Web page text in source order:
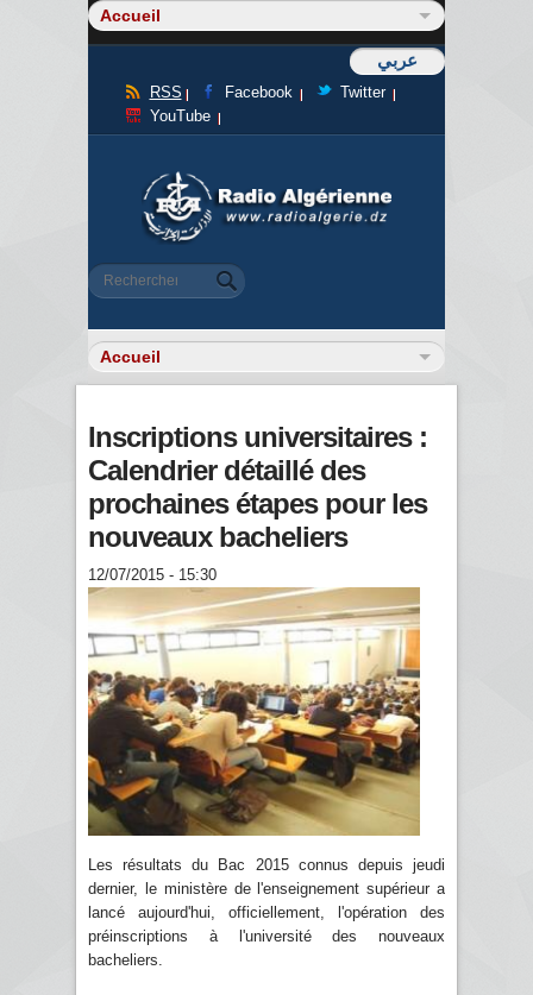
عربي
RSS Facebook
Twitter
YouTube
Formulaire de recherche
Rechercher
Inscriptions universitaires :
Calendrier détaillé des
prochaines étapes pour les
nouveaux bacheliers
12/07/2015 - 15:30
Les résultats du Bac 2015 connus depuis jeudi
dernier, le ministère de l'enseignement supérieur a
lancé aujourd'hui, officiellement, l'opération des
préinscriptions à l'université des nouveaux
bacheliers.